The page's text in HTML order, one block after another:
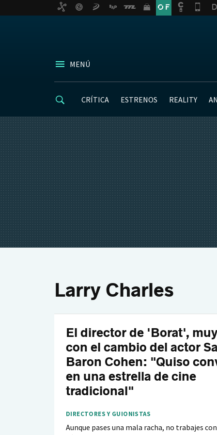
MENÚ
CRÍTICA ESTRENOS REALITY
Larry Charles
El director de 'Borat',
con el cambio del actor
Baron Cohen: "Quiso
en una estrella de cine
tradicional"
DIRECTORES Y GUIONISTAS
Aunque pases una mala racha, no trabajes